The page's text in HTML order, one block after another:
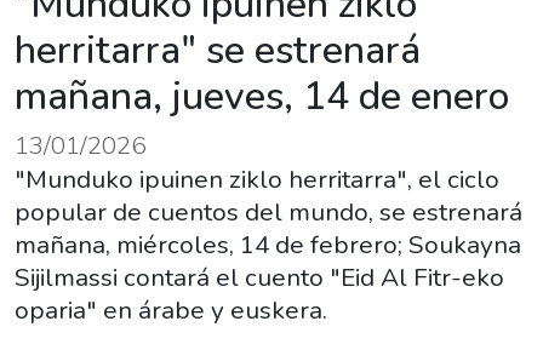
herritarra" se estrenará
mañana, jueves, 14 de enero
13/01/2026
"Munduko ipuinen ziklo herritarra", el ciclo
popular de cuentos del mundo, se estrenará
mañana, miércoles, 14 de febrero; Soukayna
Sijilmassi contará el cuento "Eid Al Fitr-eko
oparia" en árabe y euskera.